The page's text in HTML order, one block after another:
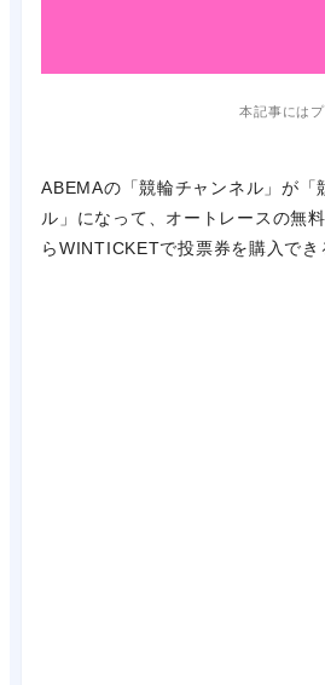
本記事には
ABEMAの「競輪チャンネル」が
ル」になって、オートレースの無
らWINTICKETで投票券を購入でき